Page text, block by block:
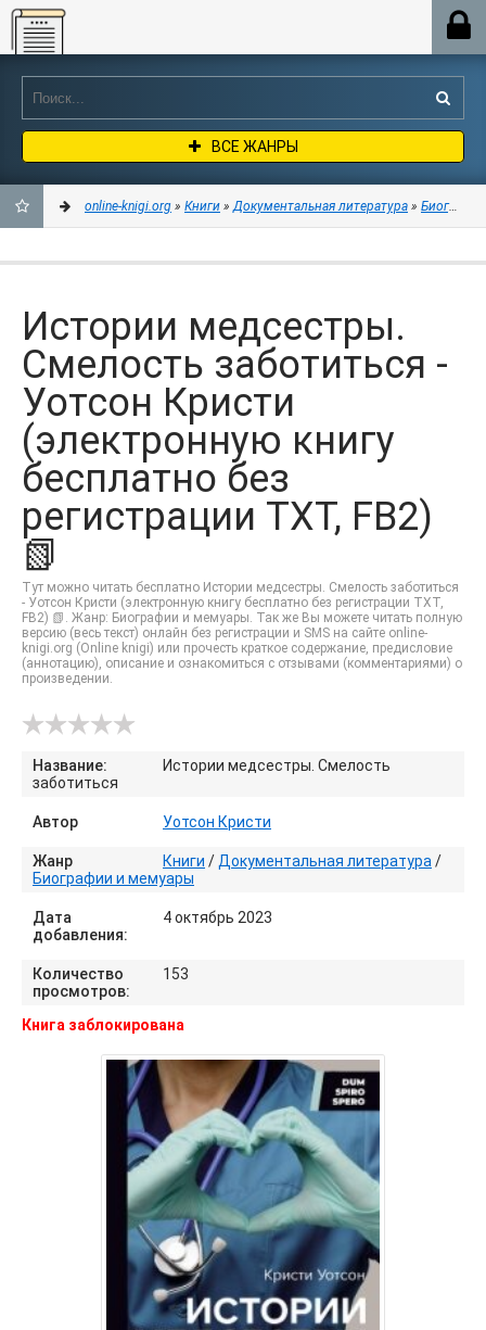
Online-knigi.org
ВСЕ ЖАНРЫ
ЗАКЛАДКИ
online-knigi.org » Книги »Документальная литература »
Истории медсестры.
Смелость заботиться -
Уотсон Кристи
(электронную книгу
бесплатно без
регистрации TXT, FB2)
📗
Тут можно читать бесплатно Истории медсестры. Смелость заботиться
- Уотсон Кристи (электронную книгу бесплатно без регистрации TXT,
FB2) 📗. Жанр: Биографии и мемуары. Так же Вы можете читать полную
версию (весь текст) онлайн без регистрации и SMS на сайте online-
knigi.org (Online knigi) или прочесть краткое содержание, предисловие
(аннотацию), описание и ознакомиться с отзывами (комментариями) о
произведении.
Название:
Истории медсестры. Смелость
заботиться
Автор Уотсон Кристи
Жанр Книги / Документальная литература /
Биографии и мемуары
Дата
добавления:
4 октябрь 2023
Количество
просмотров:
153
Книга заблокирована